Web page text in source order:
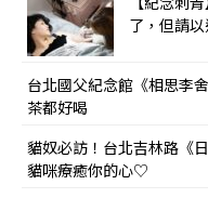
了，但請
台北國父紀念館《相思李
茶都好喝
貓奴必訪！台北吉林路《
貓咪療癒你的心♡